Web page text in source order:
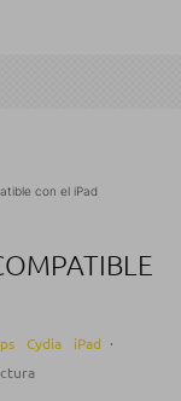
con el iPad
Cydia iPad ·